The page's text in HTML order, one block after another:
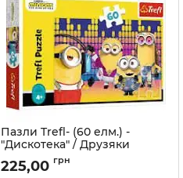
Пазли Trefl- (60 елм.) -
"Дискотека" / Друзяки
Артикул: 5900511173468
225,00 грн